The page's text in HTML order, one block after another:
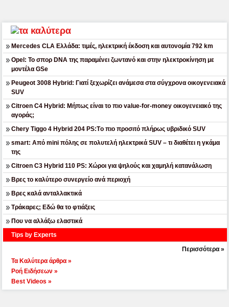
Mercedes CLA Ελλάδα: τιμές, ηλεκτρική έκδοση και αυτονομία 792 km
Opel: Το σπορ DNA της παραμένει ζωντανό και στην ηλεκτροκίνηση με
μοντέλα GSe
Peugeot 3008 Hybrid: Γιατί ξεχωρίζει ανάμεσα στα σύγχρονα οικογενειακά
SUV
Citroen C4 Hybrid: Μήπως είναι το πιο value-for-money οικογενειακό της
αγοράς;
Chery Tiggo 4 Hybrid 204 PS:Tο πιο προσιτό πλήρως υβριδικό SUV
smart: Από mini πόλης σε πολυτελή ηλεκτρικά SUV – τι διαθέτει η γκάμα
της
Citroen C3 Hybrid 110 PS: Χώροι για ψηλούς και χαμηλή κατανάλωση
Βρες το καλύτερο συνεργείο ανά περιοχή
Βρες καλά ανταλλακτικά
Τράκαρες; Εδώ θα το φτιάξεις
Που να αλλάξω ελαστικά
Tips by Experts
Περισσότερα »
Τα Καλύτερα άρθρα »
Ροή Ειδήσεων »
Best Videos »